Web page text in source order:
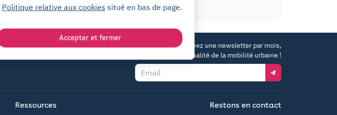
Recevez une newsletter par mois,
100% dédiée à l'actualité de la mobilité urbaine !
Email
Ressources Restons en contact
Politique relative aux cookies situé en bas de page.
Accepter et fermer